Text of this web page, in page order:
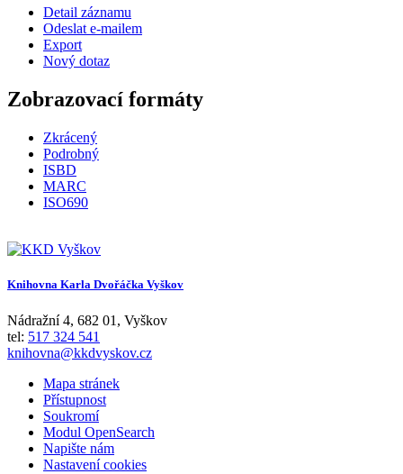
Detail záznamu
Odeslat e-mailem
Export
Nový dotaz
Zobrazovací formáty
Zkrácený
Podrobný
ISBD
MARC
ISO690
Knihovna Karla Dvořáčka Vyškov
Nádražní 4, 682 01 , Vyškov
tel: 517 324 541
knihovna@kkdvyskov.cz
Mapa stránek
Přístupnost
Soukromí
Modul OpenSearch
Napište nám
Nastavení cookies